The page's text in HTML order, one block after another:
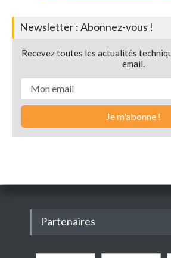
Newsletter : Abonnez-vous !
Recevez toutes les actualités
email.
Partenaires